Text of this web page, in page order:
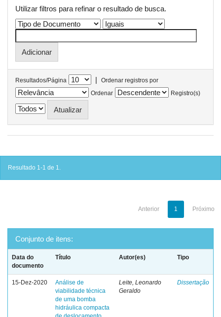
Utilizar filtros para refinar o resultado de busca.
Resultados/Página |
Ordenar registros por
Ordenar
Registro(s)
Resultado 1-1 de 1.
Anterior 1 Próximo
Conjunto de itens:
Data do
documento
Título Autor(es) Tipo
15-Dez-2020
Análise de
viabilidade técnica
de uma bomba
hidráulica compacta
Leite, Leonardo
Geraldo
Dissertação